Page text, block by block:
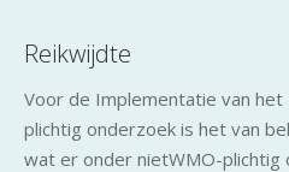
Reikwijdte
Voor de Implementatie van
plichtig onderzoek is het van
wat er onder nietWMO-